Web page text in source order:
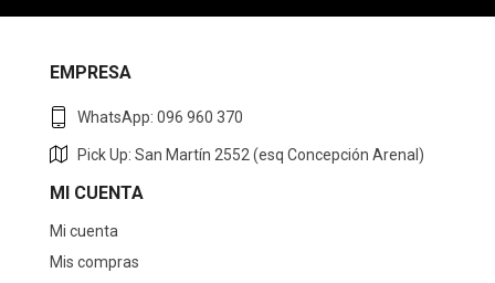
EMPRESA
WhatsApp: 096 960 370
Pick Up: San Martín 2552 (esq Concepción Arenal)
MI CUENTA
Mi cuenta
Mis compras